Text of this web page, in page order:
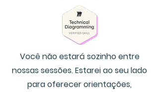
Você não estará sozinho entre
nossas sessões. Estarei ao seu lado
para oferecer orientações,